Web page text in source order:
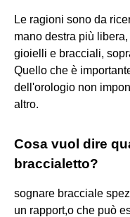
Le ragioni sono da
mano destra più
gioielli e bracciali,
Quello che è
dell'orologio non
altro.
Cosa vuol dire
braccialetto?
sognare bracciale
un rapport,o che può